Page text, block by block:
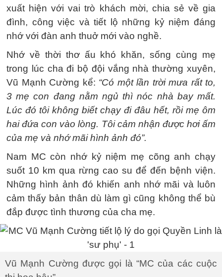
xuất hiện với vai trò khách mời, chia sẻ về gia
đình, công việc và tiết lộ những kỷ niệm đáng
nhớ với đàn anh thuở mới vào nghề.
Nhớ về thời thơ ấu khó khăn, sống cùng mẹ
trong lúc cha đi bộ đội vắng nhà thường xuyên,
Vũ Mạnh Cường kể: “Có một lần trời mưa rất to,
3 mẹ con đang nằm ngủ thì nóc nhà bay mất.
Lúc đó tôi không biết chạy đi đâu hết, rồi mẹ ôm
hai đứa con vào lòng. Tôi cảm nhận được hơi ấm
của mẹ và nhớ mãi hình ảnh đó”.
Nam MC còn nhớ kỷ niệm mẹ cõng anh chạy
suốt 10 km qua rừng cao su để đến bệnh viện.
Những hình ảnh đó khiến anh nhớ mãi và luôn
cảm thấy bản thân dù làm gì cũng không thể bù
đắp được tình thương của cha mẹ.
Vũ Mạnh Cường được gọi là “MC của các cuộc